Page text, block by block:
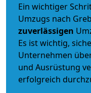
Ein wichtiger
Umzugs nach
zuverlässigen
Es ist wichtig,
Unternehmen
und Ausrüstung
erfolgreich